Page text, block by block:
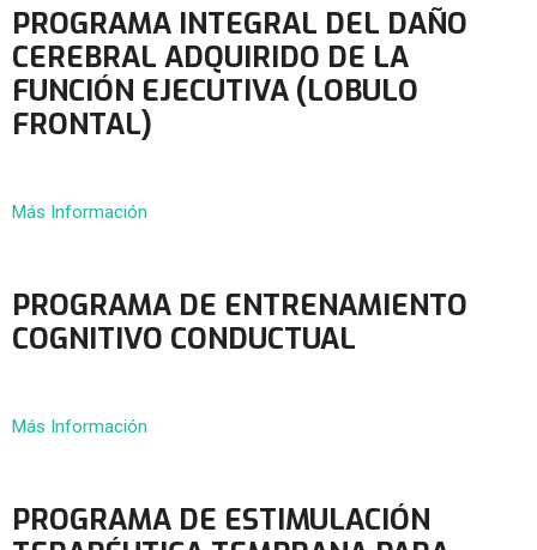
PROGRAMA INTEGRAL DEL DAÑO
CEREBRAL ADQUIRIDO DE LA
FUNCIÓN EJECUTIVA (LOBULO
FRONTAL)
Más Información
PROGRAMA DE ENTRENAMIENTO
COGNITIVO CONDUCTUAL
Más Información
PROGRAMA DE ESTIMULACIÓN